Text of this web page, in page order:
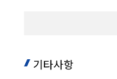
기타사항